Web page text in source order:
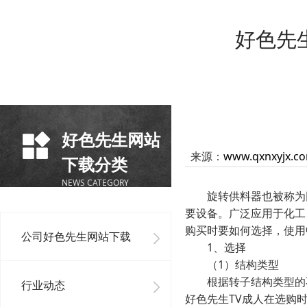
好色先
好色先生网站
下载分类
NEWS CATEGORY
公司好色先生网站下载
行业动态
来源：
旋转供料器也被称为
要设备。广泛应用于化
购买时要如何选择，使
1、选择
（1）结构类型
根据转子结构类型的
好色先生TV成人在选购